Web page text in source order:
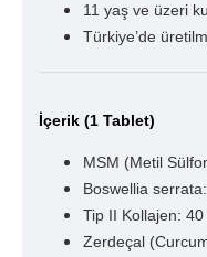
11 yaş ve üzeri
Türkiye’de
İçerik (1 Tablet)
MSM (Metil
Boswellia
Tip II Kollajen: 40
Zerdeçal